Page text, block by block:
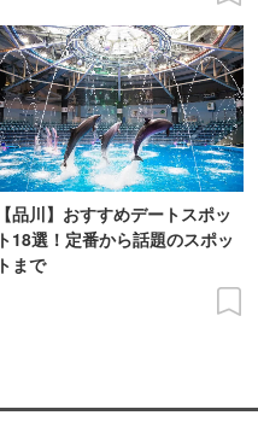
【品川】おすすめデートスポッ
ト18選！定番から話題のスポッ
トまで